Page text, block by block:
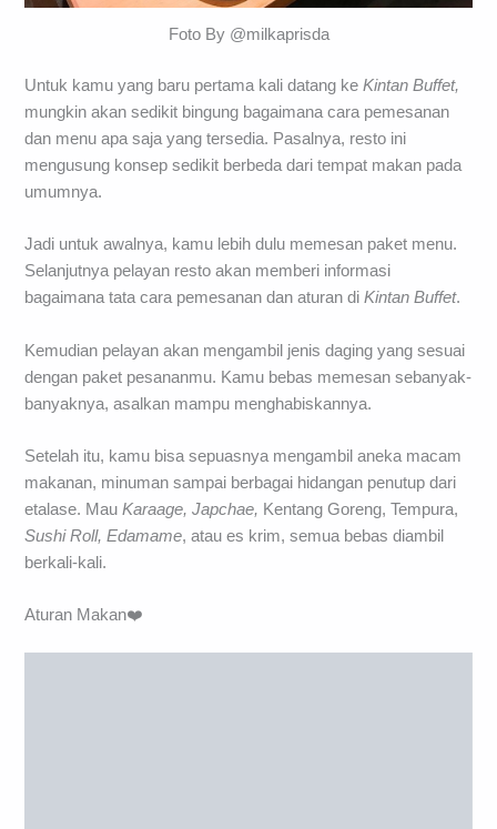
Foto By @milkaprisda
Untuk kamu yang baru pertama kali datang keKintan Buffet,
mungkin akan sedikit bingung bagaimana cara pemesanan
dan menu apa saja yang tersedia. Pasalnya, resto ini
mengusung konsep sedikit berbeda dari tempat makan pada
umumnya.
Jadi untuk awalnya, kamu lebih dulu memesan paket menu.
Selanjutnya pelayan resto akan memberi informasi
bagaimana tata cara pemesanan dan aturan diKintan Buffet.
Kemudian pelayan akan mengambil jenis daging yang sesuai
dengan paket pesananmu. Kamu bebas memesan sebanyak-
banyaknya, asalkan mampu menghabiskannya.
Setelah itu, kamu bisa sepuasnya mengambil aneka macam
makanan, minuman sampai berbagai hidangan penutup dari
etalase. MauKaraage, Japchae, Kentang Goreng, Tempura,
Sushi Roll, Edamame, atau es krim, semua bebas diambil
berkali-kali.
Aturan Makan❤️